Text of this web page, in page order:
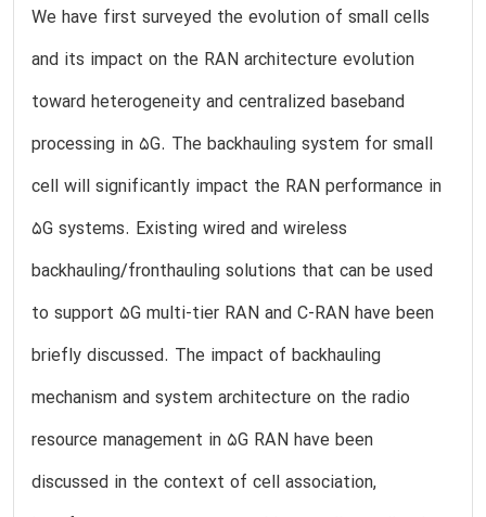
We have first surveyed the evolution of small cells
and its impact on the RAN architecture evolution
toward heterogeneity and centralized baseband
processing in 5G. The backhauling system for small
cell will significantly impact the RAN performance in
5G systems. Existing wired and wireless
backhauling/fronthauling solutions that can be used
to support 5G multi-tier RAN and C-RAN have been
briefly discussed. The impact of backhauling
mechanism and system architecture on the radio
resource management in 5G RAN have been
discussed in the context of cell association,